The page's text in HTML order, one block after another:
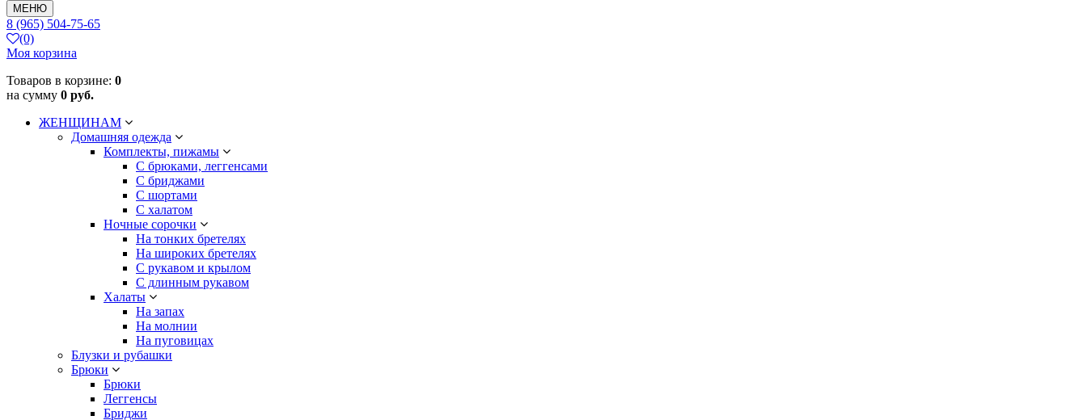
МЕНЮ
8 (965) 504-75-65
(0)
Моя корзина
Товаров в корзине: 0
на сумму 0 руб.
ЖЕНЩИНАМ
Домашняя одежда
Комплекты, пижамы
С брюками, леггенсами
С бриджами
С шортами
С халатом
Ночные сорочки
На тонких бретелях
На широких бретелях
С рукавом и крылом
С длинным рукавом
Халаты
На запах
На молнии
На пуговицах
Блузки и рубашки
Брюки
Брюки
Леггенсы
Бриджи